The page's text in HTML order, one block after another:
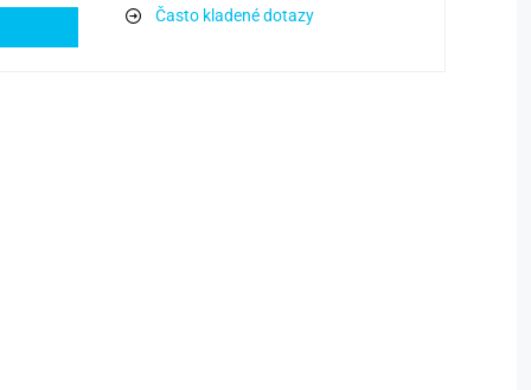
Často kladené dotazy